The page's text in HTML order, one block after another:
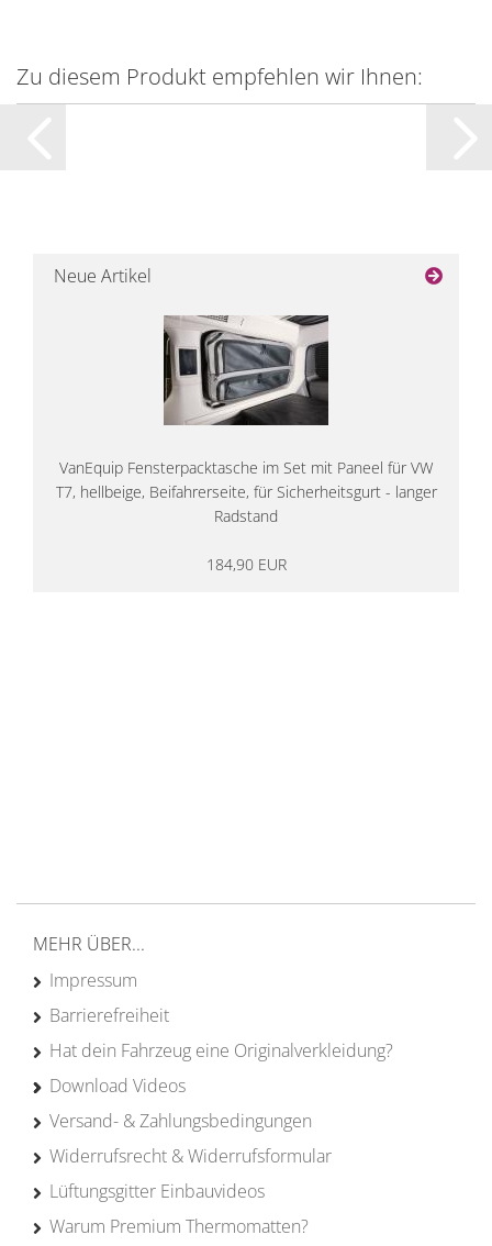
Zu diesem Produkt empfehlen wir Ihnen:
Neue Artikel
VanEquip Fensterpacktasche im Set mit Paneel für VW
T7, hellbeige, Beifahrerseite, für Sicherheitsgurt - langer
Radstand
184,90 EUR
MEHR ÜBER...
Impressum
Barrierefreiheit
Hat dein Fahrzeug eine Originalverkleidung?
Download Videos
Versand- & Zahlungsbedingungen
Widerrufsrecht & Widerrufsformular
Lüftungsgitter Einbauvideos
Warum Premium Thermomatten?